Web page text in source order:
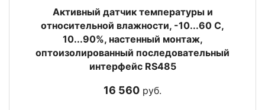
Активный датчик температуры и
относительной влажности, -10...60 С,
10...90%, настенный монтаж,
оптоизолированный последовательный
интерфейс RS485
16 560 руб.